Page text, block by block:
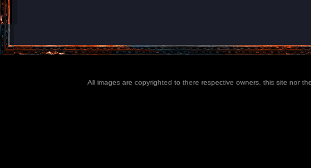
All images are copyrighted to there respective owners, this site nor